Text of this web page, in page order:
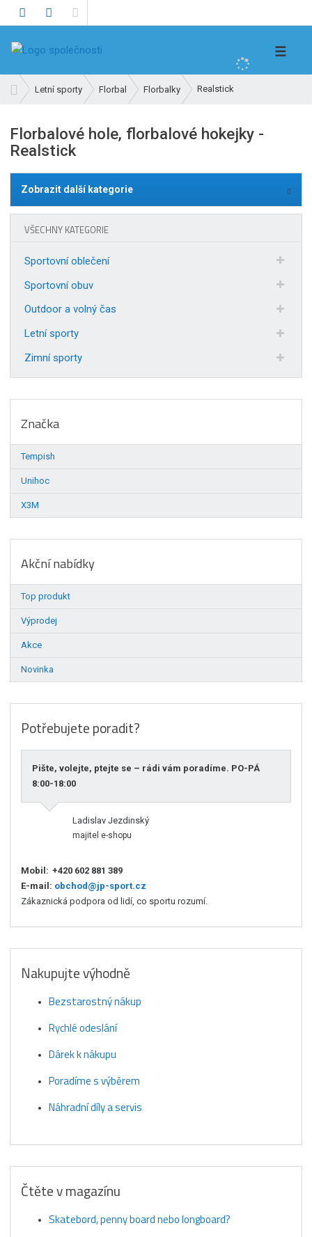
h
l
d
t
☰
v
d
n
Letní sporty Florbal Florbalky Realstick
Florbalové hole, florbalové hokejky -
Realstick
Zobrazit další kategorie
VŠECHNY KATEGORIE
Sportovní oblečení
Sportovní obuv
Outdoor a volný čas
Letní sporty
Zimní sporty
Značka
Tempish
Unihoc
X3M
Akční nabídky
Top produkt
Výprodej
Akce
Novinka
Potřebujete poradit?
Pište, volejte, ptejte se – rádi vám poradíme. PO-PÁ
8:00-18:00
Ladislav Jezdinský
majitel e-shopu
Mobil: +420 602 881 389
E-mail: obchod@jp-sport.cz
Zákaznická podpora od lidí, co sportu rozumí.
Nakupujte výhodně
Bezstarostný nákup
Rychlé odeslání
Dárek k nákupu
Poradíme s výběrem
Náhradní díly a servis
Čtěte v magazínu
Skatebord, penny board nebo longboard?